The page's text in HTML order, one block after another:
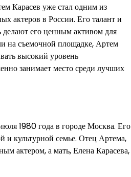
Карасев уже стал одним из
актеров в России. Его талант и
делают его ценным активом для
на съемочной площадке, Артем
высокий уровень
занимает место среди лучших
1980 года в городе Москва. Его
и культурной семье. Отец Артема,
актером, а мать, Елена Карасева,